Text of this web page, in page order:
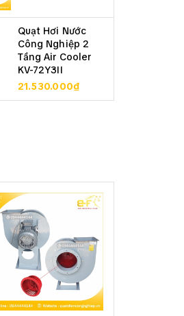
Quạt Hơi Nước
Công Nghiệp 2
Tầng Air Cooler
KV-72Y3II
21.530.000₫